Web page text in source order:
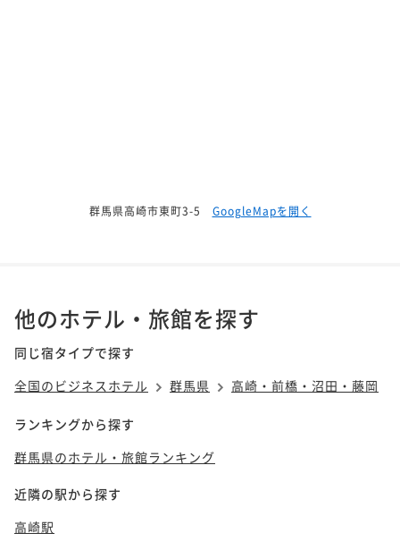
群馬県高崎市東町3-5 GoogleMapを開く
他のホテル・旅館を探す
同じ宿タイプで探す
全国のビジネスホテル
群馬県 高崎・前橋・沼田・藤岡
ランキングから探す
群馬県のホテル・旅館ランキング
近隣の駅から探す
高崎駅